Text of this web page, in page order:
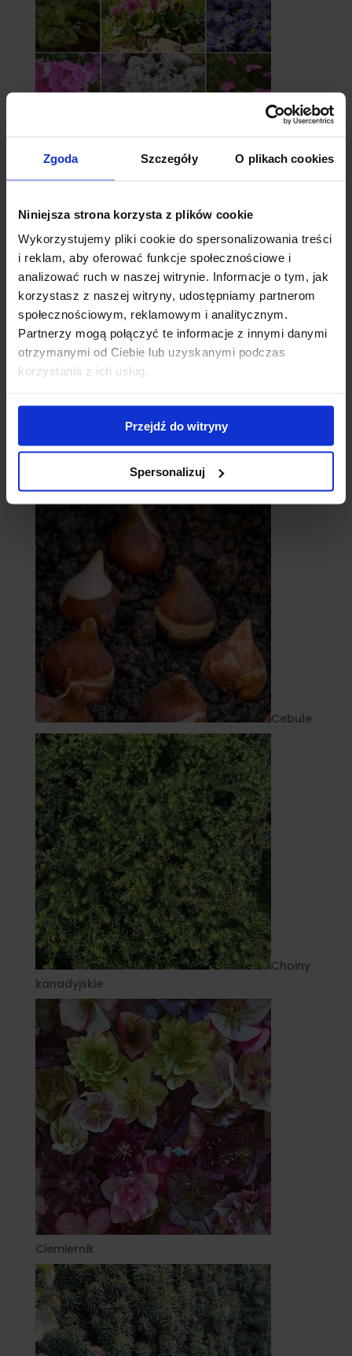
Zgoda Szczegóły O plikach cookies
Niniejsza strona korzysta z plików cookie
Wykorzystujemy pliki cookie do spersonalizowania treści
i reklam, aby oferować funkcje społecznościowe i
analizować ruch w naszej witrynie. Informacje o tym, jak
korzystasz z naszej witryny, udostępniamy partnerom
społecznościowym, reklamowym i analitycznym.
Partnerzy mogą połączyć te informacje z innymi danymi
otrzymanymi od Ciebie lub uzyskanymi podczas
korzystania z ich usług.
Przejdź do witryny
Spersonalizuj
catalpy
Cebule
Choiny
kanadyjskie
Ciemiernik